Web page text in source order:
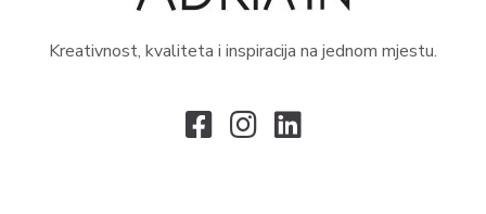
Kreativnost, kvaliteta i inspiracija na jednom mjestu.